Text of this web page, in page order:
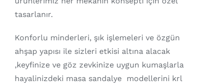
tasarlanır.
Konforlu minderleri, şık işlemeleri ve özgün
ahşap yapısı ile sizleri etkisi altına alacak
,keyfinize ve göz zevkinize uygun kumaşlarla
hayalinizdeki masa sandalye modellerini krl